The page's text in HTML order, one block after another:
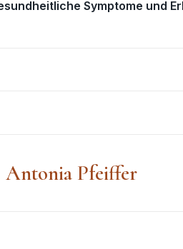
Symptome und
Antonia Pfeiffer